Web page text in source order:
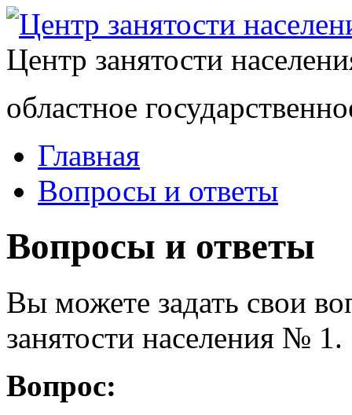
Центр занятости
областное
Главная
Вопросы и ответы
Вопросы и ответы
Вы можете задать свои
занятости населения № 1.
Вопрос: